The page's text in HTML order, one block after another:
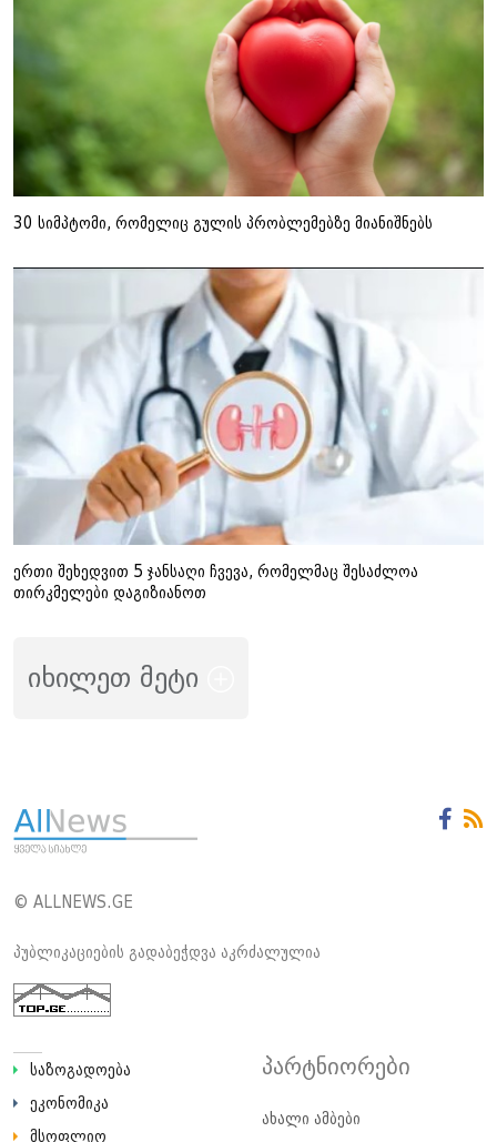
30 სიმპტომი, რომელიც გულის პრობლემებზე მიანიშნებს
ერთი შეხედვით 5 ჯანსაღი ჩვევა, რომელმაც შესაძლოა
თირკმელები დაგიზიანოთ
იხილეთ მეტი
© ALLNEWS.GE
პუბლიკაციების გადაბეჭდვა აკრძალულია
საზოგადოება
ეკონომიკა
მსოფლიო
პარტნიორები
ახალი ამბები